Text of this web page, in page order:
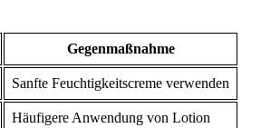
Gegenmaßnahme
Sanfte Feuchtigkeitscreme‍ verwenden
Häufigere‍ Anwendung von Lotion